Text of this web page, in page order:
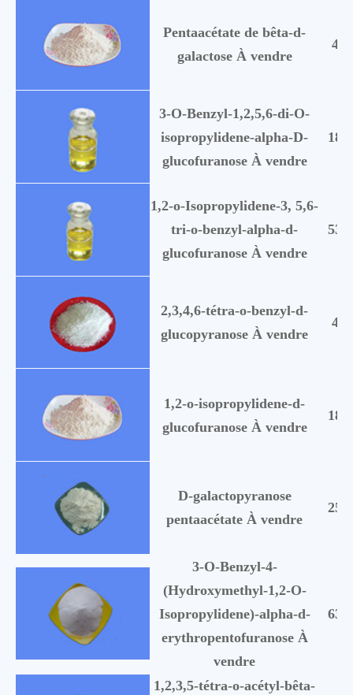
Pentaacétate de bêta-d-
galactose À vendre
3-O-Benzyl-1,2,5,6-di-O-
isopropylidene-alpha-D-
glucofuranose À vendre
1,2-o-Isopropylidene-3, 5,6-
tri-o-benzyl-alpha-d-
glucofuranose À vendre
2,3,4,6-tétra-o-benzyl-d-
glucopyranose À vendre
1,2-o-isopropylidene-d-
glucofuranose À vendre
D-galactopyranose
pentaacétate À vendre
3-O-Benzyl-4-
(Hydroxymethyl-1,2-O-
Isopropylidene)-alpha-d-
erythropentofuranose À
vendre
1,2,3,5-tétra-o-acétyl-bêta-